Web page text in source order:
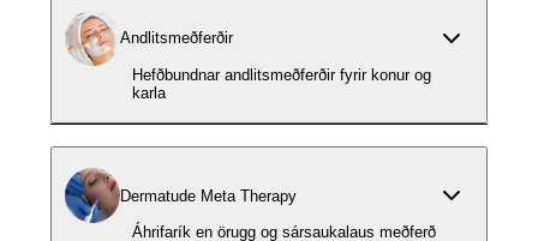
Andlitsmeðferðir
Hefðbundnar andlitsmeðferðir fyrir konur og
karla
Dermatude Meta Therapy
Áhrifarík en örugg og sársaukalaus meðferð